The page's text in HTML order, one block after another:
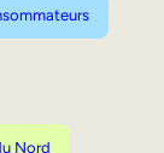
Nord